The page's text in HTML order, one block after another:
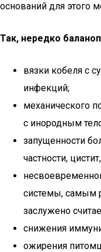
оснований для этого
Так, нередко
вязки кобеля с
инфекций;
механического
с инородным
запущенности
частности,
системы, самым
заслужено
снижения
ожирения